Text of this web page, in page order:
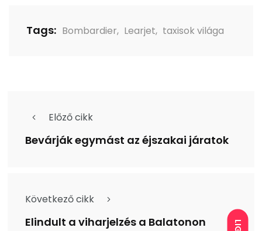
Tags: Bombardier, Learjet, taxisok világa
Előző cikk
Bevárják egymást az éjszakai járatok
Következő cikk
Elindult a viharjelzés a Balatonon